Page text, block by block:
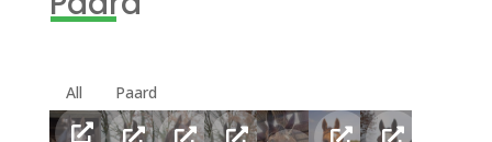
All Paard